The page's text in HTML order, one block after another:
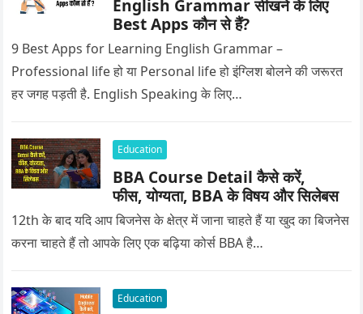
English Grammar सीखने के लिए
Best Apps कौन से हैं?
9 Best Apps for Learning English Grammar –
Professional life हो या Personal life हो इंग्लिश बोलने की जरूरत
हर जगह पड़ती है. English Speaking के लिए…
Education
BBA Course Detail कैसे करें,
फीस, योग्यता, BBA के विषय और सिलेबस
12th के बाद यदि आप बिजनेस के क्षेत्र में जाना चाहते हैं या खुद का बिजनेस
करना चाहते हैं तो आपके लिए एक बढ़िया कोर्स BBA है…
Education